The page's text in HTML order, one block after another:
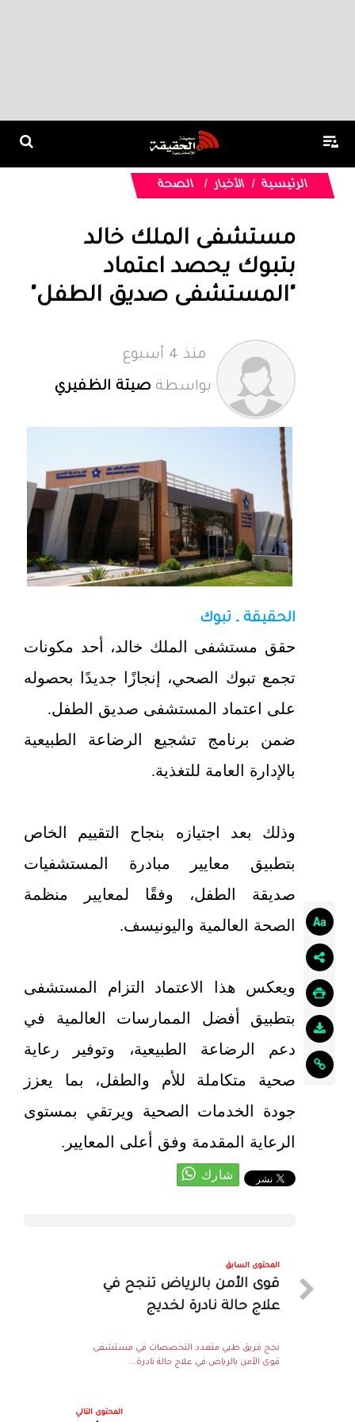
الرئيسية الأخبار الصحة
مستشفى الملك خالد
بتبوك يحصد اعتماد
"المستشفى صديق الطفل"
منذ 4 أسبوع
بواسطة صيتة الظفيري
الحقيقة ـ تبوك
حقق مستشفى الملك خالد، أحد مكونات
تجمع تبوك الصحي، إنجازًا جديدًا بحصوله
على اعتماد المستشفى صديق الطفل.
ضمن برنامج تشجيع الرضاعة الطبيعية
بالإدارة العامة للتغذية.
وذلك بعد اجتيازه بنجاح التقييم الخاص
بتطبيق معايير مبادرة المستشفيات
صديقة الطفل، وفقًا لمعايير منظمة
الصحة العالمية واليونيسف.
ويعكس هذا الاعتماد التزام المستشفى
بتطبيق أفضل الممارسات العالمية في
دعم الرضاعة الطبيعية، وتوفير رعاية
صحية متكاملة للأم والطفل، بما يعزز
جودة الخدمات الصحية ويرتقي بمستوى
الرعاية المقدمة وفق أعلى المعايير.
المحتوى السابق
قوى الأمن بالرياض تنجح في
علاج حالة نادرة لخديج
نجح فريق طبي متعدد التخصصات في مستشفى
قوى الأمن بالرياض في علاج حالة نادرة...
المحتوى التالي